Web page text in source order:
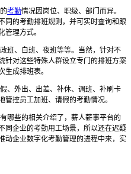
考勤情况因岗位、职级、部门而异。
同的考勤排班规则，并可实时查询和跟
管理方式。
班、白班、夜班等等。当然，针对不
针对这些特殊人群设立专门的排班方案
生成排班表。
、外出、出差、补休、调班、补刷卡
管控员工加班、请假的考勤情况。
哪些的相关介绍了，薪人薪事平台的
同企业的考勤用工场景，所以还在迟疑
动企业数字化考勤管理的进程中来，实